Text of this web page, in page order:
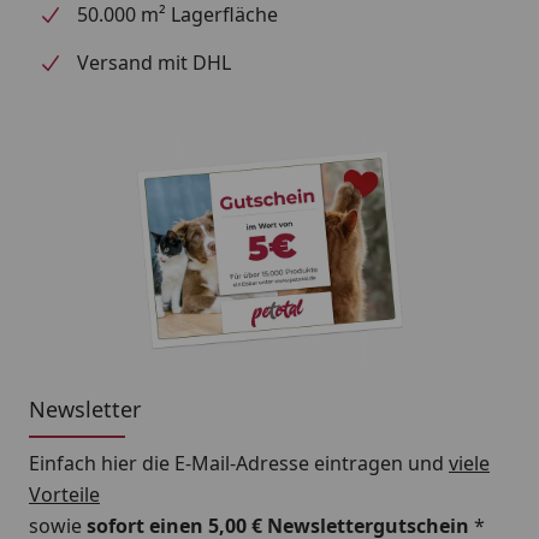
50.000 m² Lagerfläche
Versand mit DHL
Newsletter
Einfach hier die E-Mail-Adresse eintragen und viele
Vorteile
sowiesofort einen 5,00 € Newslettergutschein *